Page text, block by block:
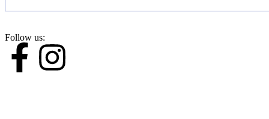
Follow us: